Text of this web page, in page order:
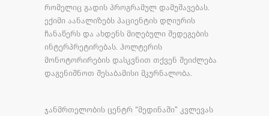
რომელიც გადის პროგრამულ დამუშავებას.
ექიმი აანალიზებს პაციენტის დღიურის
ჩანაწერს და ახდენს მიღებული შედეგების
ინტერპრეტირებას. ჰოლტერის
მონოტორირების დასკვნით თქვენ შეიძლება
დაგენიშნოთ შესაბამისი მკურნალობა.
ჯანმრთელობის ცენტრ “მედინაში” კვლევას